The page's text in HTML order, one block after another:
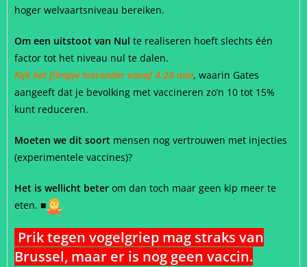
hoger welvaartsniveau bereiken.
Om een uitstoot van Nul te realiseren hoeft slechts één
factor tot het niveau nul te dalen.
Kijk het filmpje hieronder vanaf 4:28 min, waarin Gates
aangeeft dat je bevolking met vaccineren zo’n 10 tot 15%
kunt reduceren.
Moeten we dit soort mensen nog vertrouwen met injecties
(experimentele vaccines)?
Het is wellicht beter om dan toch maar geen kip meer te
eten. ■
Prik tegen vogelgriep mag straks van
Brussel, maar er is nog geen vaccin.